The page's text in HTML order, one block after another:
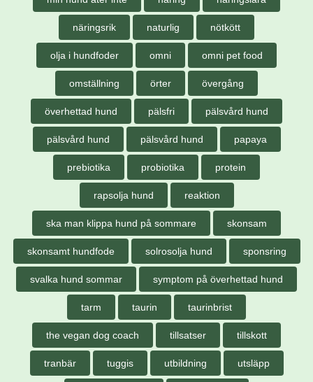
näringsrik naturlig nötkött
olja i hundfoder omni omni pet food
omställning örter övergång
överhettad hund pälsfri pälsvård hund
pälsvård hund pälsvård hund papaya
prebiotika probiotika protein
rapsolja hund reaktion
ska man klippa hund på sommare skonsam
skonsamt hundfode solrosolja hund sponsring
svalka hund sommar symptom på överhettad hund
tarm taurin taurinbrist
the vegan dog coach tillsatser tillskott
tranbär tuggis utbildning utsläpp